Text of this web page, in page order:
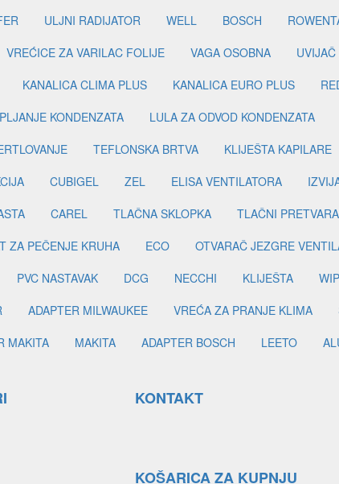
ULJNI RADIJATOR WELL BOSCH
VREĆICE ZA VARILAC FOLIJE VAGA OSOBNA
KANALICA CLIMA PLUS KANALICA EURO PLUS
KONDENZATA LULA ZA ODVOD KONDENZATA
TEFLONSKA BRTVA KLIJEŠTA KAPILARE
CUBIGEL ZEL ELISA VENTILATORA
CAREL TLAČNA SKLOPKA TLAČNI
ZA PEČENJE KRUHA ECO OTVARAČ JEZGRE
PVC NASTAVAK DCG NECCHI KLIJEŠTA
ADAPTER MILWAUKEE VREĆA ZA PRANJE KLIMA
MAKITA MAKITA ADAPTER BOSCH LEETO
KONTAKT
KOŠARICA ZA KUPNJU